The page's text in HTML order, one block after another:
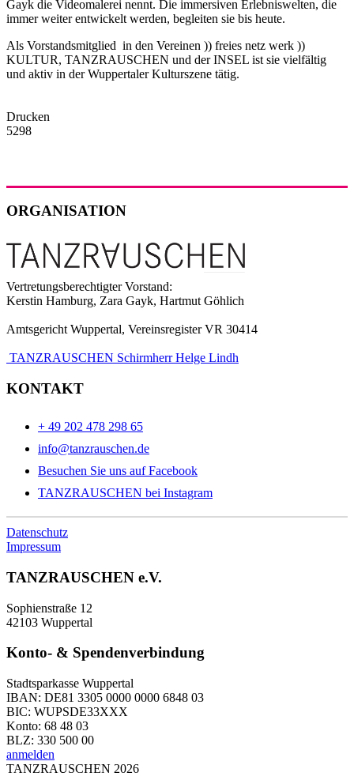
Gayk die Videomalerei nennt. Die immersiven Erlebniswelten, die
immer weiter entwickelt werden, begleiten sie bis heute.
Als Vorstandsmitglied in den Vereinen )) freies netz werk ))
KULTUR, TANZRAUSCHEN und der INSEL ist sie vielfältig
und aktiv in der Wuppertaler Kulturszene tätig.
Drucken
5298
ORGANISATION
Vertretungsberechtigter Vorstand:
Kerstin Hamburg, Zara Gayk, Hartmut Göhlich
Amtsgericht Wuppertal, Vereinsregister VR 30414
TANZRAUSCHEN Schirmherr Helge Lindh
KONTAKT
+ 49 202 478 298 65
info@tanzrauschen.de
Besuchen Sie uns auf Facebook
TANZRAUSCHEN bei Instagram
Datenschutz
Impressum
TANZRAUSCHEN e.V.
Sophienstraße 12
42103 Wuppertal
Konto- & Spendenverbindung
Stadtsparkasse Wuppertal
IBAN: DE81 3305 0000 0000 6848 03
BIC: WUPSDE33XXX
Konto: 68 48 03
BLZ: 330 500 00
anmelden
TANZRAUSCHEN 2026